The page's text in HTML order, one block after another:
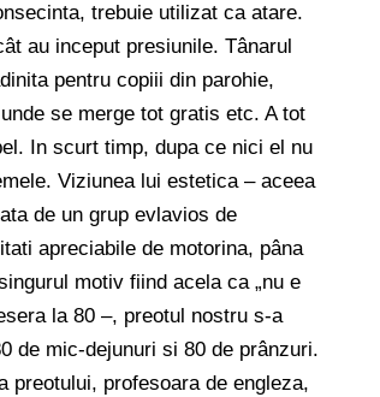
trebuie utilizat ca atare.
au inceput presiunile. Tânarul
pentru copiii din parohie,
se merge tot gratis etc. A tot
In scurt timp, dupa ce nici el nu
Viziunea lui estetica – aceea
de un grup evlavios de
apreciabile de motorina, pâna
motiv fiind acela ca „nu e
la 80 –, preotul nostru s-a
de mic-dejunuri si 80 de prânzuri.
preotului, profesoara de engleza,